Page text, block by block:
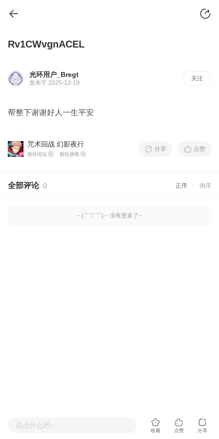
Rv1CWvgnACEL
光环用户_Bregt
发布于 2025-12-19
关注
帮整下谢谢好人一生平安
咒术回战 幻影夜行
前往论坛 前往游戏
分享 点赞
全部评论 0 正序 倒序
~ (￣▽￣) ~ 没有更多了~
说点什么吧~
收藏 点赞 分享